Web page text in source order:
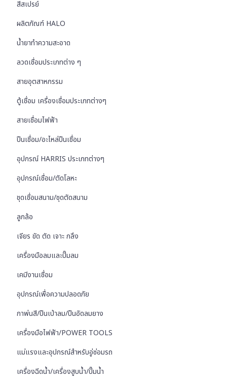
สีสเปรย์
ผลิตภัณฑ์ HALO
น้ำยาทำความสะอาด
ลวดเชื่อมประเภทต่าง ๆ
สายอุตสาหกรรม
ตู้เชื่อม เครื่องเชื่อมประเภทต่างๆ
สายเชื่อมไฟฟ้า
ปืนเชื่อม/อะไหล่ปืนเชื่อม
อุปกรณ์ HARRIS ประเภทต่างๆ
อุปกรณ์เชื่อม/ตัดโลหะ
ชุดเชื่อมสนาม/ชุดตัดสนาม
ลูกล้อ
เจียร ขัด ตัด เจาะ กลึง
เครื่องมือลมและปั๊มลม
เคมีงานเชื่อม
อุปกรณ์เพื่อความปลอดภัย
กาพ่นสี/ปืนเป่าลม/ปืนอัดลมยาง
เครื่องมือไฟฟ้า/POWER TOOLS
แม่แรงและอุปกรณ์สำหรับอู่ซ่อมรถ
เครื่องฉีดน้ำ/เครื่องสูบน้ำ/ปั๊มน้ำ